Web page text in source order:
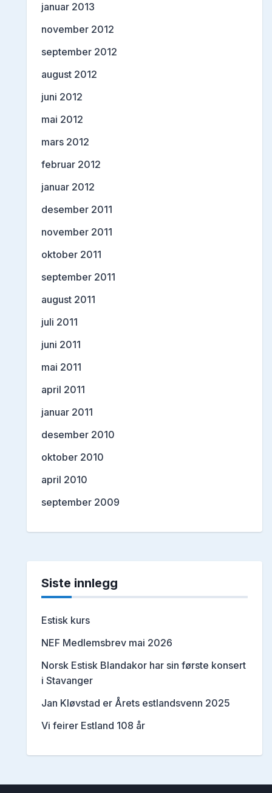
januar 2013
november 2012
september 2012
august 2012
juni 2012
mai 2012
mars 2012
februar 2012
januar 2012
desember 2011
november 2011
oktober 2011
september 2011
august 2011
juli 2011
juni 2011
mai 2011
april 2011
januar 2011
desember 2010
oktober 2010
april 2010
september 2009
Siste innlegg
Estisk kurs
NEF Medlemsbrev mai 2026
Norsk Estisk Blandakor har sin første konsert
i Stavanger
Jan Kløvstad er Årets estlandsvenn 2025
Vi feirer Estland 108 år